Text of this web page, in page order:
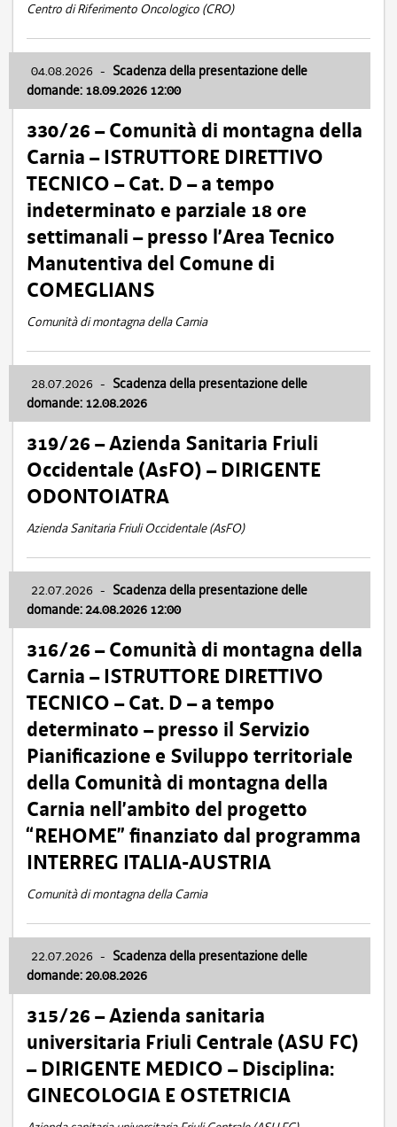
Centro di Riferimento Oncologico (CRO)
04.08.2026 - Scadenza della presentazione delle
domande: 18.09.2026 12:00
330/26 – Comunità di montagna della
Carnia – ISTRUTTORE DIRETTIVO
TECNICO – Cat. D – a tempo
indeterminato e parziale 18 ore
settimanali – presso l’Area Tecnico
Manutentiva del Comune di
COMEGLIANS
Comunità di montagna della Carnia
28.07.2026 - Scadenza della presentazione delle
domande: 12.08.2026
319/26 – Azienda Sanitaria Friuli
Occidentale (AsFO) – DIRIGENTE
ODONTOIATRA
Azienda Sanitaria Friuli Occidentale (AsFO)
22.07.2026 - Scadenza della presentazione delle
domande: 24.08.2026 12:00
316/26 – Comunità di montagna della
Carnia – ISTRUTTORE DIRETTIVO
TECNICO – Cat. D – a tempo
determinato – presso il Servizio
Pianificazione e Sviluppo territoriale
della Comunità di montagna della
Carnia nell’ambito del progetto
“REHOME” finanziato dal programma
INTERREG ITALIA-AUSTRIA
Comunità di montagna della Carnia
22.07.2026 - Scadenza della presentazione delle
domande: 20.08.2026
315/26 – Azienda sanitaria
universitaria Friuli Centrale (ASU FC)
– DIRIGENTE MEDICO – Disciplina:
GINECOLOGIA E OSTETRICIA